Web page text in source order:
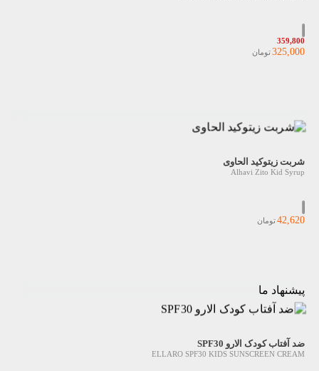
359,800
325,000تومان
شربت زیتوکید الحاوی
Alhavi Zito Kid Syrup
42,620تومان
پیشنهاد ما
ضد آفتاب کودک الارو SPF30
ELLARO SPF30 KIDS SUNSCREEN CREAM